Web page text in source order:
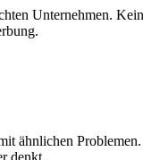
Unternehmen.
ähnlichen
denkt.